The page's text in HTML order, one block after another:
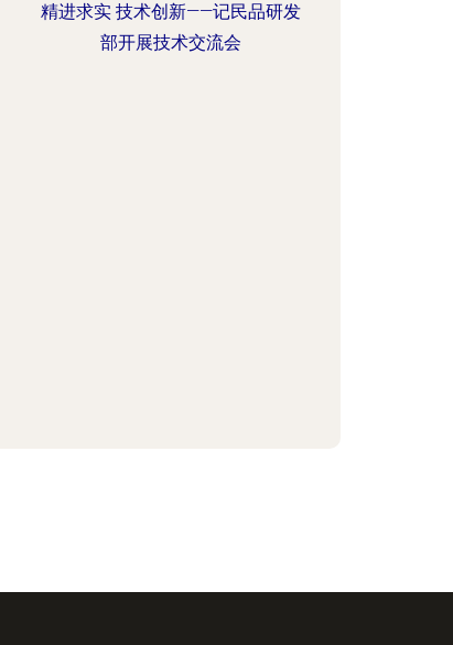
精进求实 技术创新——记民品研发
部开展技术交流会